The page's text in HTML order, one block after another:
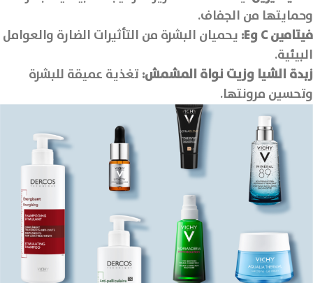
وحمايتها من الجفاف.
فيتامينC وE
: يحميان البشرة من التأثيرات الضارة والعوامل
البيئية.
زبدة الشيا وزيت نواة المشمش:تغذية عميقة للبشرة
وتحسين مرونتها.